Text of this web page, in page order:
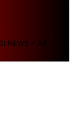
NEWS - All